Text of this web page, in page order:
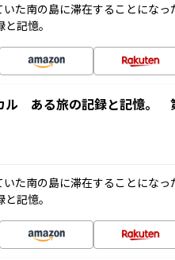
た南の島に滞在することにな
記憶。
ル ある旅の記録と記憶。
た南の島に滞在することにな
記憶。